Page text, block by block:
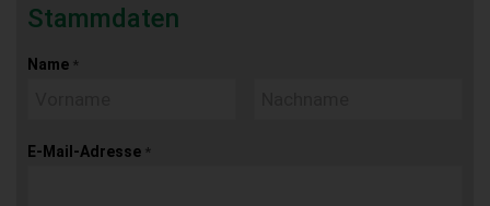
Stammdaten
Name *
E-Mail-Adresse *